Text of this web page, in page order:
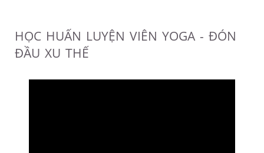
HỌC HUẤN LUYỆN VIÊN YOGA - ĐÓN
ĐẦU XU THẾ